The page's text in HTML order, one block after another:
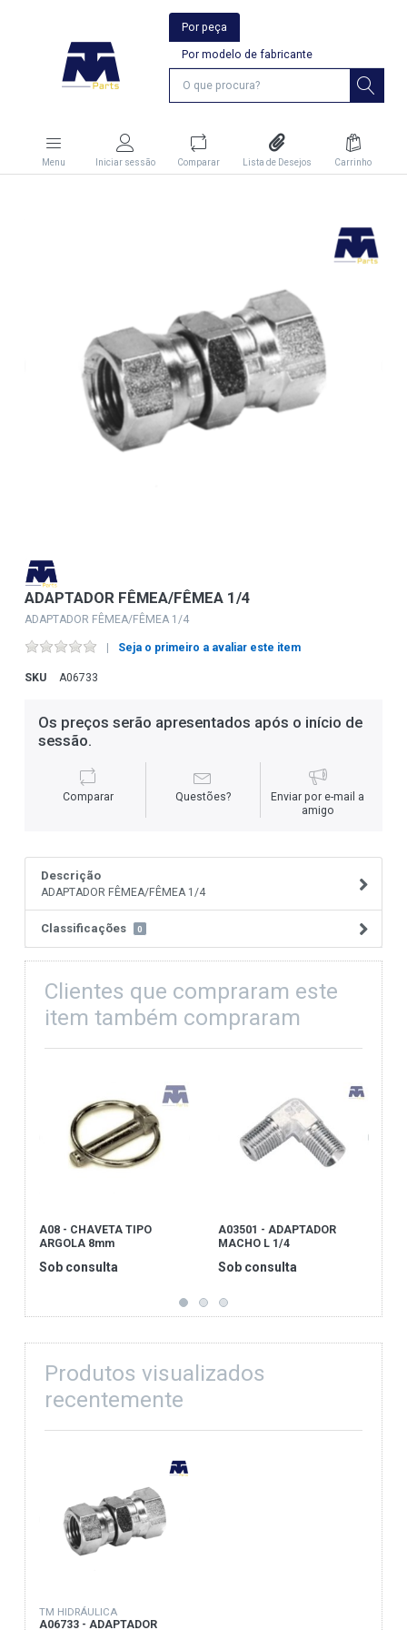
Por peça
Por modelo de fabricante
Menu Iniciar sessão Comparar Lista de Desejos Carrinho
ADAPTADOR FÊMEA/FÊMEA 1/4
ADAPTADOR FÊMEA/FÊMEA 1/4
Seja o primeiro a avaliar este item
SKU A06733
Os preços serão apresentados após o início de
sessão.
Comparar Questões?
Enviar por e-mail a
amigo
Descrição
ADAPTADOR FÊMEA/FÊMEA 1/4
Classificações 0
Clientes que compraram este
item também compraram
A08 - CHAVETA TIPO
ARGOLA 8mm
Sob consulta
A03501 - ADAPTADOR
MACHO L 1/4
Sob consulta
Produtos visualizados
recentemente
TM HIDRÁULICA
A06733 - ADAPTADOR